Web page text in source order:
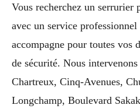
Vous recherchez un serrurier
avec un service
accompagne pour toutes vos
de sécurité. Nous
Chartreux, Cinq-Avenues,
Longchamp, Boulevard